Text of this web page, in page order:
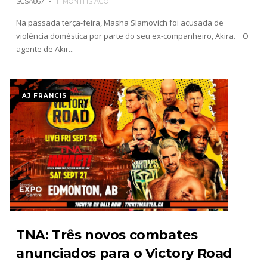
Na passada terça-feira, Masha Slamovich foi acusada de
violência doméstica por parte do seu ex-companheiro, Akira. O
agente de Akir...
AJ FRANCIS
TNA: Três novos combates
anunciados para o Victory Road